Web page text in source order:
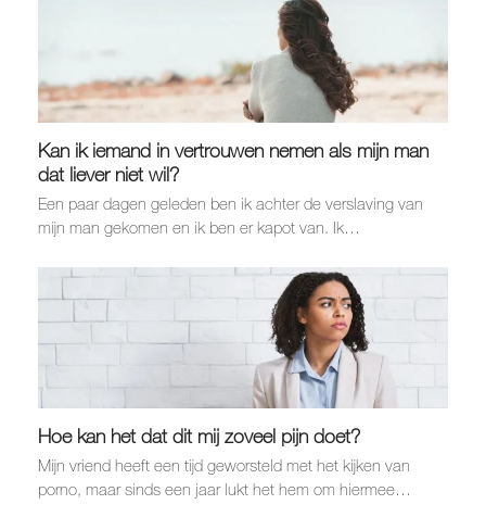
Kan ik iemand in vertrouwen nemen als mijn man
dat liever niet wil?
Een paar dagen geleden ben ik achter de verslaving van
mijn man gekomen en ik ben er kapot van. Ik…
Hoe kan het dat dit mij zoveel pijn doet?
Mijn vriend heeft een tijd geworsteld met het kijken van
porno, maar sinds een jaar lukt het hem om hiermee…